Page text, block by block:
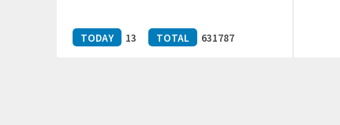
TODAY 13 TOTAL 631787